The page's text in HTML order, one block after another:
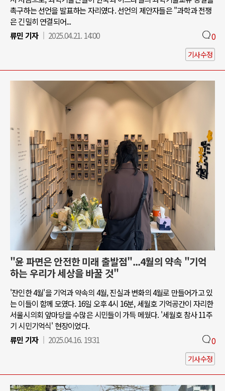
촉구하는 선언을 발표하는 자리였다. 선언의 제안자들은 "과학과 전쟁
은 긴밀히 연결되어...
류민 기자
2025.04.21. 14:00 0
기사수정
"윤 파면은 안전한 미래 출발점"...4월의 약속 "기억
하는 우리가 세상을 바꿀 것"
'잔인한 4월'을 기억과 약속의 4월, 진실과 변화의 4월로 만들어가고 있
는 이들이 함께 모였다. 16일 오후 4시 16분, 세월호 기억공간이 자리한
서울시의회 앞마당을 수많은 시민들이 가득 메웠다. '세월호 참사 11주
기 시민기억식' 현장이었다.
류민 기자
2025.04.16. 19:31 0
기사수정